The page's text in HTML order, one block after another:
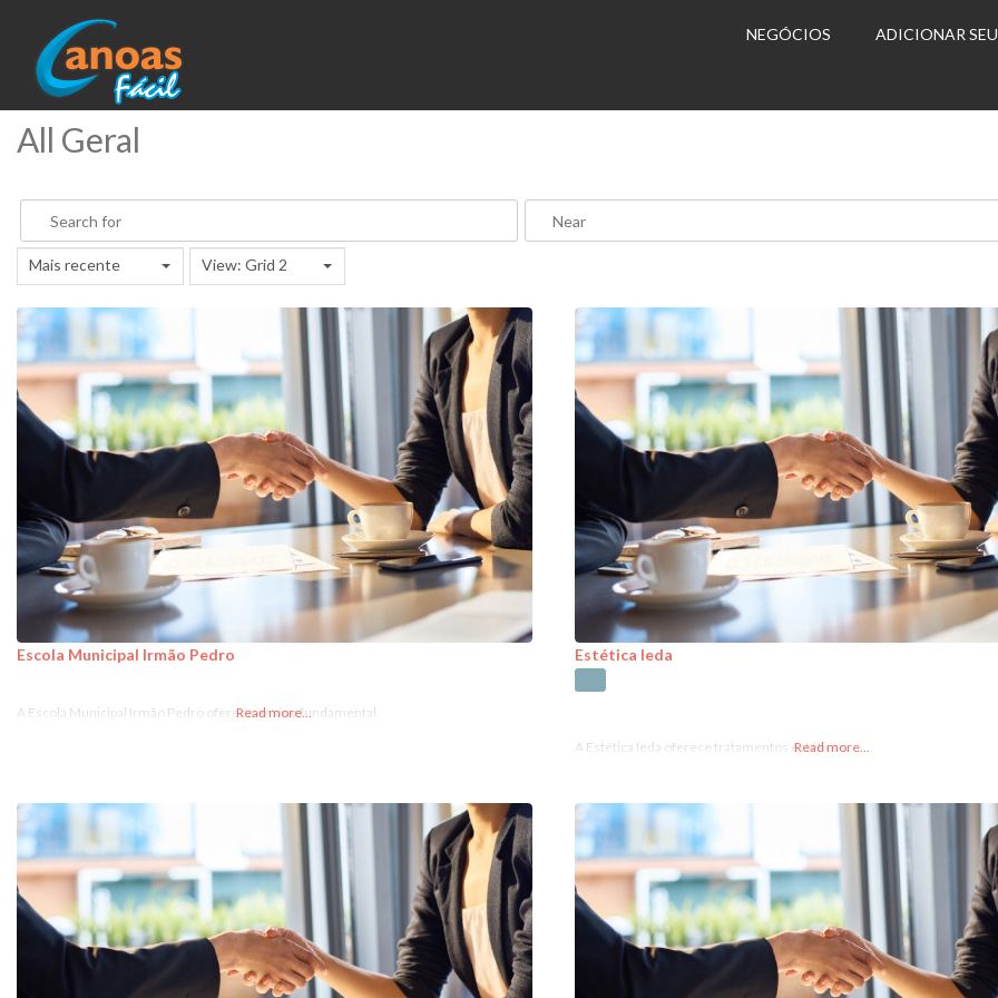
NEGÓCIOS ADICIONAR
All Geral
Mais recente View: Grid 2
Escola Municipal Irmão Pedro
A Escola Municipal Irmão Pedro oferece ensino fundamental.
Read more...
Estética Ieda
A Estética Ieda oferece tratamentos estéticos.
Read more...